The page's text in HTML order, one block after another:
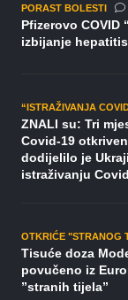
PORAST BOLESTI
Pfizerovo COVID
izbijanje
“ISTRAŽIVANJA
ZNALI su: Tri
Covid-19
dodijelilo je
istraživanju
OTKRIĆE "STRANOG
Tisuće doza
povučeno iz
”stranih tijela”